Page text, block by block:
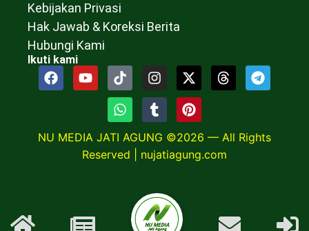
Kebijakan Privasi
Hak Jawab & Koreksi Berita
Hubungi Kami
Ikuti kami
NU MEDIA JATI AGUNG ©2026 — All Rights
Reserved | nujatiagung.com